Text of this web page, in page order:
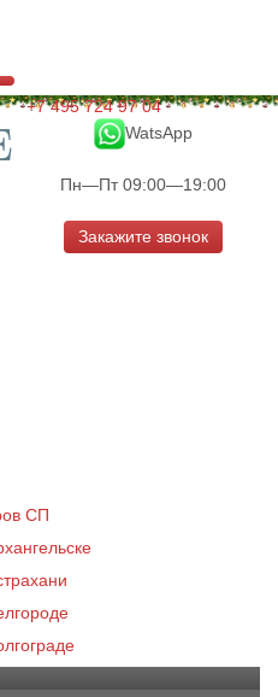
+7 495 724 97 04
WatsApp
Пн—Пт 09:00—19:00
Закажите звонок
СП